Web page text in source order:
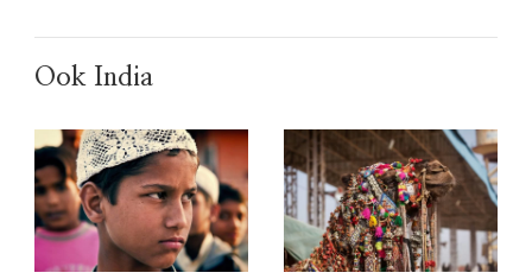
Ook India